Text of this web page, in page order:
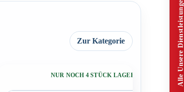
Zur Kategorie
NUR NOCH 4 STÜCK LAGERND Alle Unsere Dienstleistungen